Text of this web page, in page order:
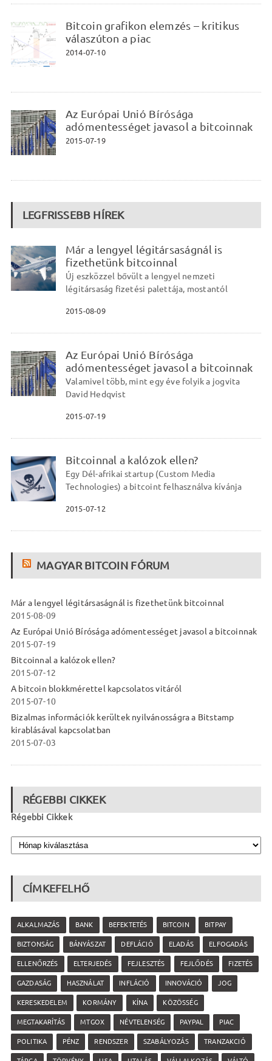
Bitcoin grafikon elemzés – kritikus
válaszúton a piac
2014-07-10
Az Európai Unió Bírósága
adómentességet javasol a bitcoinnak
2015-07-19
LEGFRISSEBB HÍREK
Már a lengyel légitársaságnál is
fizethetünk bitcoinnal
Új eszközzel bővült a lengyel nemzeti
légitársaság fizetési palettája, mostantól
2015-08-09
Az Európai Unió Bírósága
adómentességet javasol a bitcoinnak
Valamivel több, mint egy éve folyik a jogvita
David Hedqvist
2015-07-19
Bitcoinnal a kalózok ellen?
Egy Dél-afrikai startup (Custom Media
Technologies) a bitcoint felhasználva kívánja
2015-07-12
MAGYAR BITCOIN FÓRUM
Már a lengyel légitársaságnál is fizethetünk bitcoinnal
2015-08-09
Az Európai Unió Bírósága adómentességet javasol a bitcoinnak
2015-07-19
Bitcoinnal a kalózok ellen?
2015-07-12
A bitcoin blokkmérettel kapcsolatos vitáról
2015-07-10
Bizalmas információk kerültek nyilvánosságra a Bitstamp
kirablásával kapcsolatban
2015-07-03
RÉGEBBI CIKKEK
Régebbi Cikkek
CÍMKEFELHŐ
ALKALMAZÁS BANK BEFEKTETÉS BITCOIN BITPAY
BIZTONSÁG BÁNYÁSZAT DEFLÁCIÓ ELADÁS ELFOGADÁS
ELLENŐRZÉS ELTERJEDÉS FEJLESZTÉS FEJLŐDÉS FIZETÉS
GAZDASÁG HASZNÁLAT INFLÁCIÓ INNOVÁCIÓ JOG
KERESKEDELEM KORMÁNY KÍNA KÖZÖSSÉG
MEGTAKARÍTÁS MTGOX NÉVTELENSÉG PAYPAL PIAC
POLITIKA PÉNZ RENDSZER SZABÁLYOZÁS TRANZAKCIÓ